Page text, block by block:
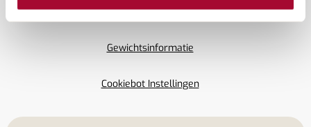
Privacybeleid
Gewichtsinformatie
Cookiebot Instellingen